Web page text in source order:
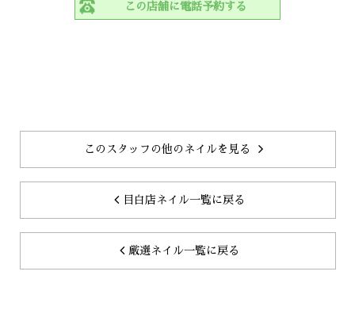
この店舗に電話予約する
このスタッフの他のネイルを見る
目白店ネイル一覧に戻る
厳選ネイル一覧に戻る